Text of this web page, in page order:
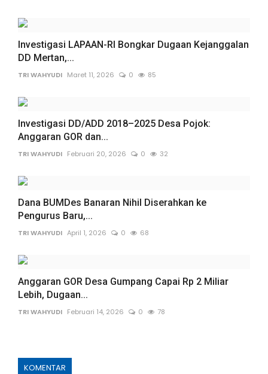
Investigasi LAPAAN-RI Bongkar Dugaan Kejanggalan
DD Mertan,...
TRI WAHYUDI Maret 11, 2026 0 85
Investigasi DD/ADD 2018–2025 Desa Pojok:
Anggaran GOR dan...
TRI WAHYUDI Februari 20, 2026 0 32
Dana BUMDes Banaran Nihil Diserahkan ke
Pengurus Baru,...
TRI WAHYUDI April 1, 2026 0 68
Anggaran GOR Desa Gumpang Capai Rp 2 Miliar
Lebih, Dugaan...
TRI WAHYUDI Februari 14, 2026 0 78
KOMENTAR